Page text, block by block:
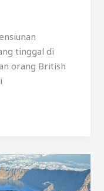
tinggal di
orang British